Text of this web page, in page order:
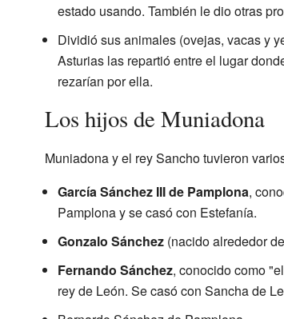
estado usando. También le dio otras
Dividió sus animales (ovejas, vacas y
Asturias las repartió entre el lugar
rezarían por ella.
Los hijos de Muniadona
Muniadona y el rey Sancho tuvieron
García Sánchez III de Pamplona,
Pamplona y se casó con Estefanía.
Gonzalo Sánchez(nacido alrededor
Fernando Sánchez, conocido como
rey de León. Se casó con Sancha de